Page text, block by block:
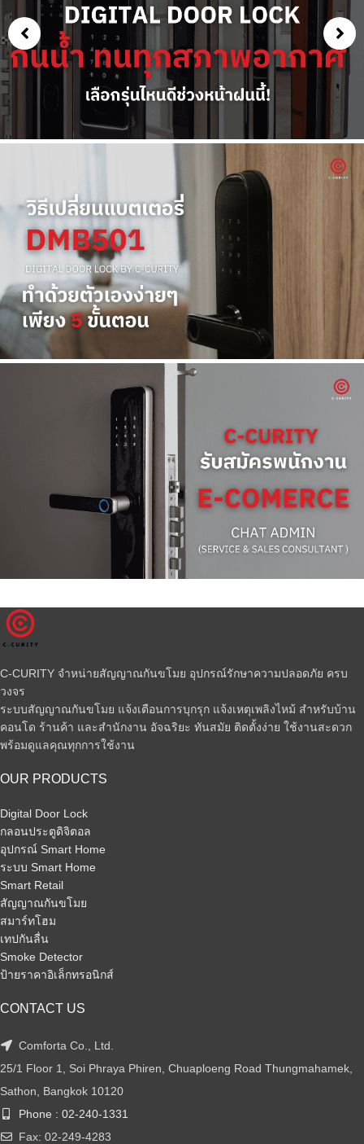
C-CURITY จำหน่ายสัญญาณกันขโมย อุปกรณ์รักษาความปลอดภัย ครบ
วงจร
ระบบสัญญาณกันขโมย แจ้งเตือนการบุกรุก แจ้งเหตุเพลิงไหม้ สำหรับบ้าน
คอนโด ร้านค้า และสำนักงาน อัจฉริยะ ทันสมัย ติดตั้งง่าย ใช้งานสะดวก
พร้อมดูแลคุณทุกการใช้งาน
OUR PRODUCTS
Digital Door Lock
กลอนประตูดิจิตอล
อุปกรณ์ Smart Home
ระบบ Smart Home
Smart Retail
สัญญาณกันขโมย
สมาร์ทโฮม
เทปกันลื่น
Smoke Detector
ป้ายราคาอิเล็กทรอนิกส์
CONTACT US
Comforta Co., Ltd.
25/1 Floor 1, Soi Phraya Phiren, Chuaploeng Road Thungmahamek,
Sathon, Bangkok 10120
Phone : 02-240-1331
Fax: 02-249-4283